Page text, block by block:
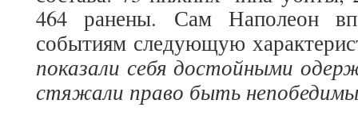
464 ранены. Сам Наполеон
событиям следующую
показали себя достойными
стяжали право быть